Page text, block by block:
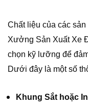
Chất liệu của các
Xưởng Sản Xuất Xe
chọn kỹ lưỡng để
Dưới đây là một số
Khung Sắt hoặc